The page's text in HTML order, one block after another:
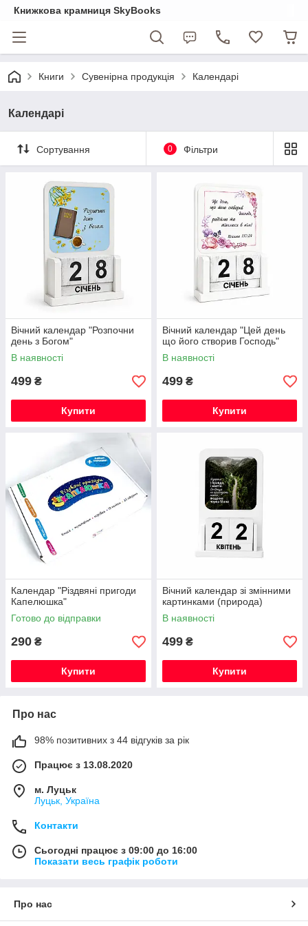
Книжкова крамниця SkyBooks
Книги Сувенірна продукція Календарі
Календарі
Сортування 0 Фільтри
Вічний календар "Розпочни
день з Богом"
В наявності
499 ₴
Купити
Вічний календар "Цей день
що його створив Господь"
В наявності
499 ₴
Купити
Календар "Різдвяні пригоди
Капелюшка"
Готово до відправки
290 ₴
Купити
Вічний календар зі змінними
картинками (природа)
В наявності
499 ₴
Купити
Про нас
98% позитивних з 44 відгуків за рік
Працює з 13.08.2020
м. Луцьк
Луцьк, Україна
Контакти
Сьогодні працює з 09:00 до 16:00
Показати весь графік роботи
Про нас